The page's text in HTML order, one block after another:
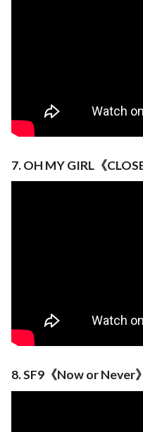
7. OH MY GIRL《
8. SF9《Now or Never》